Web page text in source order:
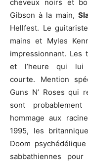
cheveux noirs et
Gibson à la main,
Hellfest. Le
mains et Myles
impressionnant. Les
et l’heure qui lui
courte. Mention
Guns N’ Roses qui
sont
hommage aux
1995, les
Doom
sabbathiennes